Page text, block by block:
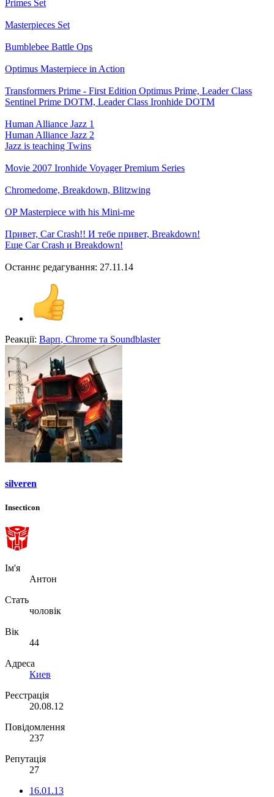
Primes Set
Masterpieces Set
Bumblebee Battle Ops
Optimus Masterpiece in Action
Transformers Prime - First Edition Optimus Prime, Leader Class
Sentinel Prime DOTM, Leader Class Ironhide DOTM
Human Alliance Jazz 1
Human Alliance Jazz 2
Jazz is teaching Twins
Movie 2007 Ironhide Voyager Premium Series
Chromedome, Breakdown, Blitzwing
OP Masterpiece with his Mini-me
Привет, Car Crash!! И тебе привет, Breakdown!
Еще Car Crash и Breakdown!
Останнє редагування: 27.11.14
Реакції: Варп, Chrome та Soundblaster
silveren
Insecticon
Ім'я
Антон
Стать
чоловік
Вік
44
Адреса
Киев
Реєстрація
20.08.12
Повідомлення
237
Репутація
27
16.01.13